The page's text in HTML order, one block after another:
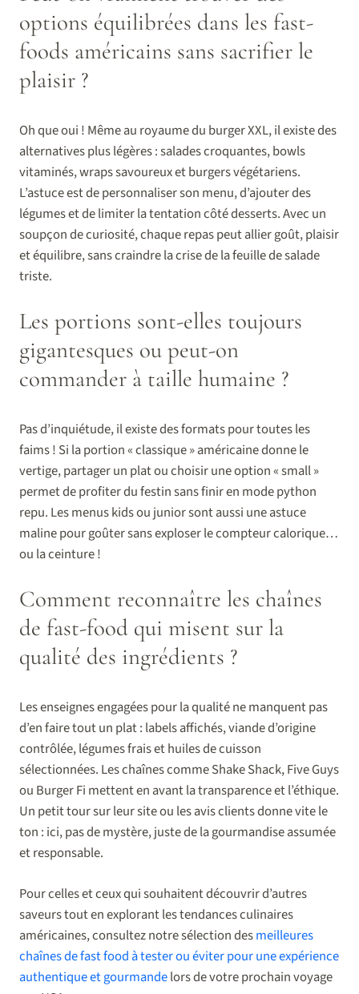
options équilibrées dans les fast-
foods américains sans sacrifier le
plaisir ?
Oh que oui ! Même au royaume du burger XXL, il existe des
alternatives plus légères : salades croquantes, bowls
vitaminés, wraps savoureux et burgers végétariens.
L’astuce est de personnaliser son menu, d’ajouter des
légumes et de limiter la tentation côté desserts. Avec un
soupçon de curiosité, chaque repas peut allier goût, plaisir
et équilibre, sans craindre la crise de la feuille de salade
triste.
Les portions sont-elles toujours
gigantesques ou peut-on
commander à taille humaine ?
Pas d’inquiétude, il existe des formats pour toutes les
faims ! Si la portion « classique » américaine donne le
vertige, partager un plat ou choisir une option « small »
permet de profiter du festin sans finir en mode python
repu. Les menus kids ou junior sont aussi une astuce
maline pour goûter sans exploser le compteur calorique…
ou la ceinture !
Comment reconnaître les chaînes
de fast-food qui misent sur la
qualité des ingrédients ?
Les enseignes engagées pour la qualité ne manquent pas
d’en faire tout un plat : labels affichés, viande d’origine
contrôlée, légumes frais et huiles de cuisson
sélectionnées. Les chaînes comme Shake Shack, Five Guys
ou Burger Fi mettent en avant la transparence et l’éthique.
Un petit tour sur leur site ou les avis clients donne vite le
ton : ici, pas de mystère, juste de la gourmandise assumée
et responsable.
Pour celles et ceux qui souhaitent découvrir d’autres
saveurs tout en explorant les tendances culinaires
américaines, consultez notre sélection desmeilleures
chaînes de fast food à tester ou éviter pour une expérience
authentique et gourmandelors de votre prochain voyage